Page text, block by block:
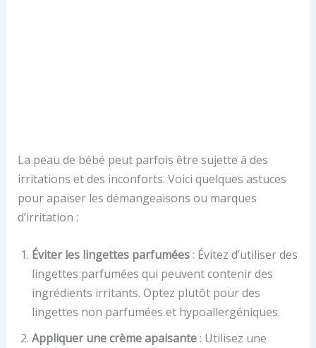
La peau de bébé peut parfois être sujette à des
irritations et des inconforts. Voici quelques astuces
pour apaiser les démangeaisons ou marques
d’irritation :
Éviter les lingettes parfumées: Évitez d’utiliser des
lingettes parfumées qui peuvent contenir des
ingrédients irritants. Optez plutôt pour des
lingettes non parfumées et hypoallergéniques.
Appliquer une crème apaisante: Utilisez une